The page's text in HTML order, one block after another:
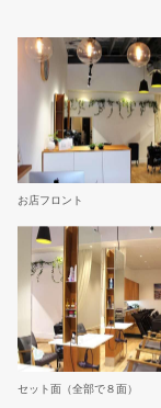
お店フロント
セット面（全部で８面）